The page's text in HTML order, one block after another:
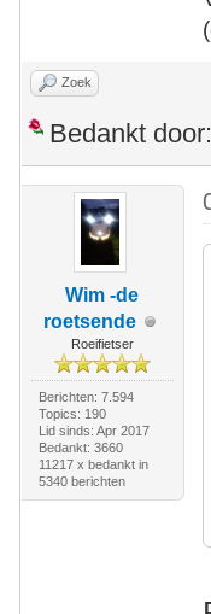
Zoek
Bedankt door:
Wim -de
roetsende
Roeifietser
Berichten: 7.594
Topics: 190
Lid sinds: Apr 2017
Bedankt: 3660
11217 x bedankt in
5340 berichten